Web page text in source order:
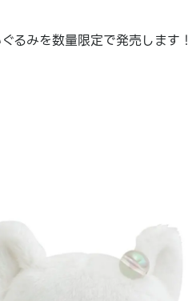
るみを数量限定で発売します！